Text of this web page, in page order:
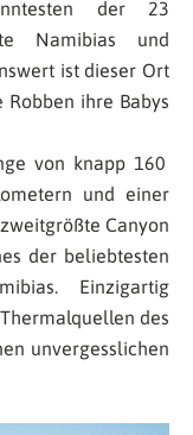
der 23
Namibias und
ist dieser Ort
ihre Babys
von knapp 160
und einer
Canyon
der beliebtesten
Einzigartig
des
unvergesslichen